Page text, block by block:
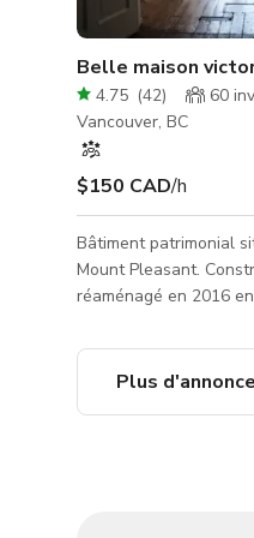
Belle maison
4.75 (42) 60
Vancouver, BC
$150 CAD/h
Bâtiment patrimonial
Mount Pleasant.
réaménagé en 2016
communautaires. Idéal
d'art, tournages,
Plus